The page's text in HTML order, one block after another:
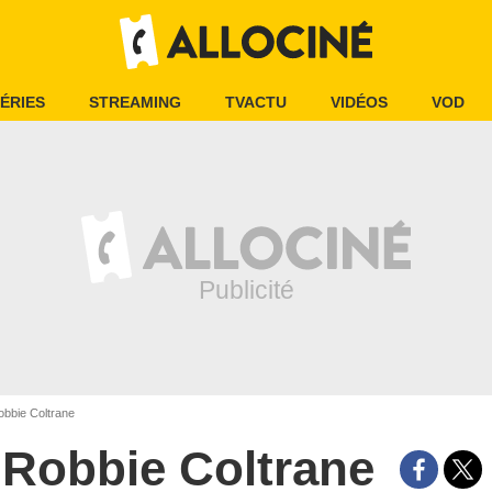
STREAMING TVACTU VIDÉOS VOD
Coltrane
Robbie Coltrane